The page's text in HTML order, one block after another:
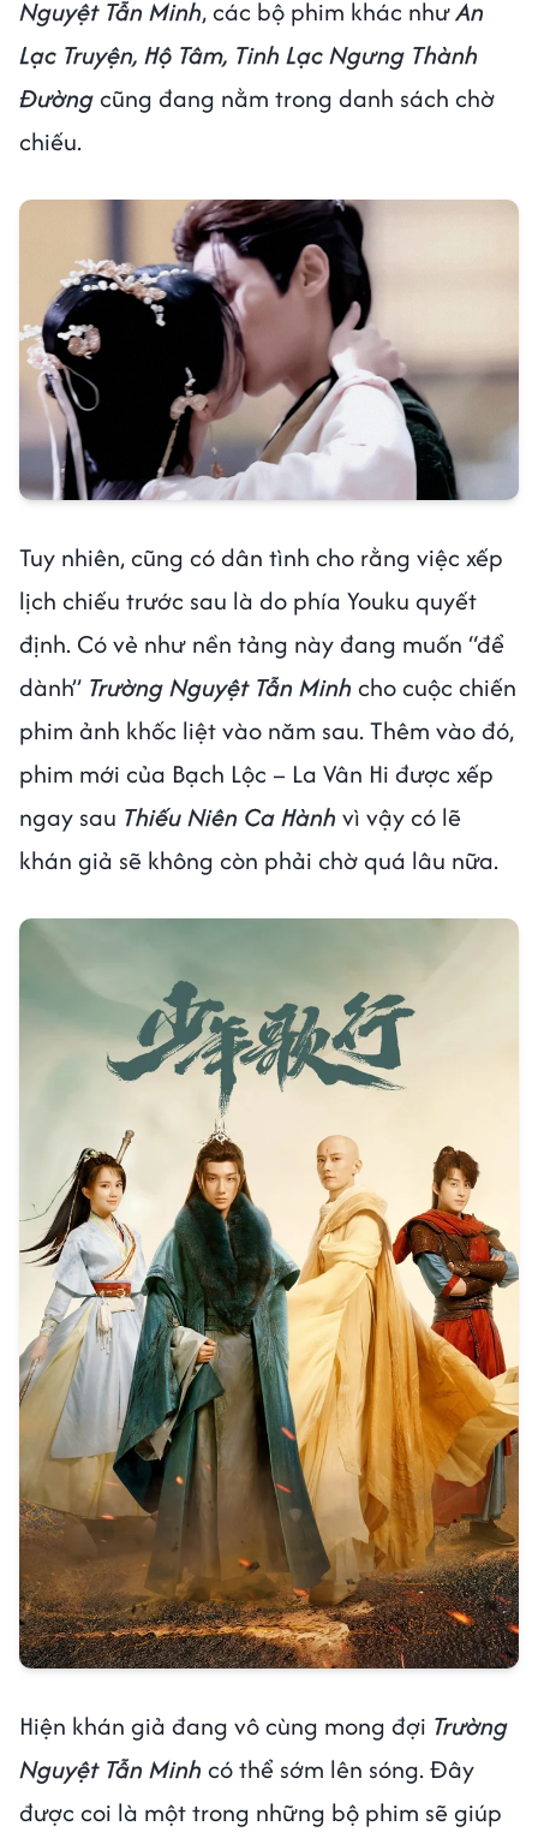
Nguyệt Tẫn Minh, các bộ phim khác nhưAn
Lạc Truyện, Hộ Tâm, Tinh Lạc Ngưng Thành
Đườngcũng đang nằm trong danh sách chờ
chiếu.
Tuy nhiên, cũng có dân tình cho rằng việc xếp
lịch chiếu trước sau là do phía Youku quyết
định. Có vẻ như nền tảng này đang muốn “để
dành” Trường Nguyệt Tẫn Minh cho cuộc chiến
phim ảnh khốc liệt vào năm sau. Thêm vào đó,
phim mới của Bạch Lộc – La Vân Hi được xếp
ngay sau Thiếu Niên Ca Hành vì vậy có lẽ
khán giả sẽ không còn phải chờ quá lâu nữa.
Hiện khán giả đang vô cùng mong đợi Trường
Nguyệt Tẫn Minh có thể sớm lên sóng. Đây
được coi là một trong những bộ phim sẽ giúp